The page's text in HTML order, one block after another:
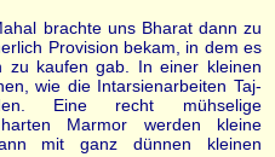
brachte uns Bharat dann zu
Provision bekam, in dem es
zu kaufen gab. In einer kleinen
wie die Intarsienarbeiten Taj-
Eine recht mühselige
Marmor werden kleine
mit ganz dünnen kleinen